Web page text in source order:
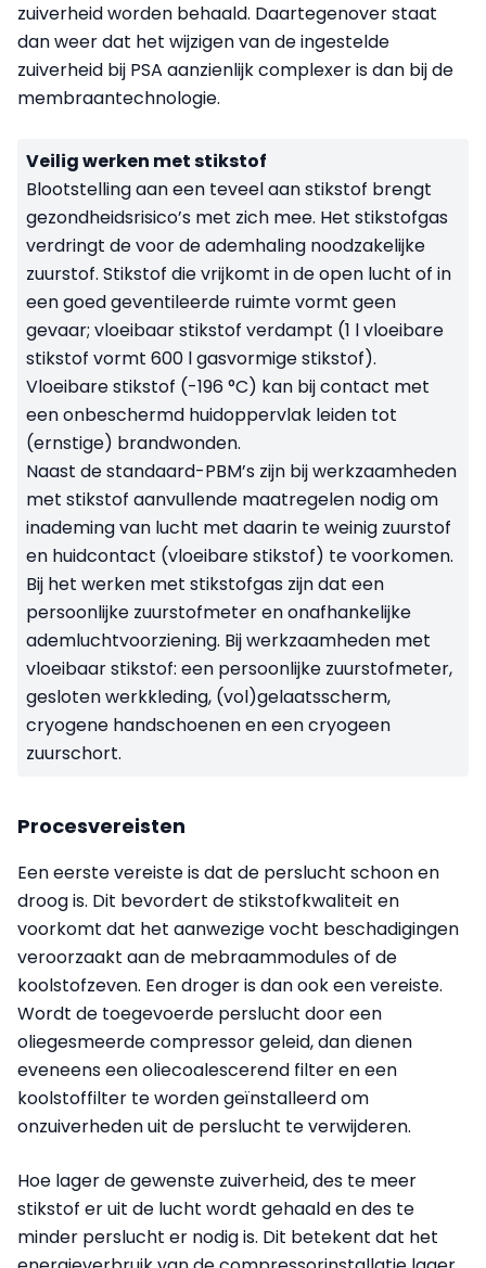
zuiverheid worden behaald. Daartegenover staat
dan weer dat het wijzigen van de ingestelde
zuiverheid bij PSA aanzienlijk complexer is dan bij de
membraantechnologie.
Veilig werken met stikstof
Blootstelling aan een teveel aan stikstof brengt
gezondheidsrisico’s met zich mee. Het stikstofgas
verdringt de voor de ademhaling noodzakelijke
zuurstof. Stikstof die vrijkomt in de open lucht of in
een goed geventileerde ruimte vormt geen
gevaar; vloeibaar stikstof verdampt (1 l vloeibare
stikstof vormt 600 l gasvormige stikstof).
Vloeibare stikstof (-196 °C) kan bij contact met
een onbeschermd huidoppervlak leiden tot
(ernstige) brandwonden.
Naast de standaard-PBM’s zijn bij werkzaamheden
met stikstof aanvullende maatregelen nodig om
inademing van lucht met daarin te weinig zuurstof
en huidcontact (vloeibare stikstof) te voorkomen.
Bij het werken met stikstofgas zijn dat een
persoonlijke zuurstofmeter en onafhankelijke
ademluchtvoorziening. Bij werkzaamheden met
vloeibaar stikstof: een persoonlijke zuurstofmeter,
gesloten werkkleding, (vol)gelaatsscherm,
cryogene handschoenen en een cryogeen
zuurschort.
Procesvereisten
Een eerste vereiste is dat de perslucht schoon en
droog is. Dit bevordert de stikstofkwaliteit en
voorkomt dat het aanwezige vocht beschadigingen
veroorzaakt aan de mebraammodules of de
koolstofzeven. Een droger is dan ook een vereiste.
Wordt de toegevoerde perslucht door een
oliegesmeerde compressor geleid, dan dienen
eveneens een oliecoalescerend filter en een
koolstoffilter te worden geïnstalleerd om
onzuiverheden uit de perslucht te verwijderen.
Hoe lager de gewenste zuiverheid, des te meer
stikstof er uit de lucht wordt gehaald en des te
minder perslucht er nodig is. Dit betekent dat het